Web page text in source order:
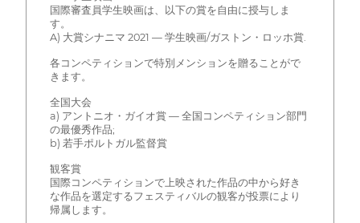
国際審査員学生映画は、以下の賞を自由に授与しま
す。
A) 大賞シナニマ 2021 — 学生映画/ガストン・ロッホ賞.
各コンペティションで特別メンションを贈ることがで
きます。
全国大会
a) アントニオ・ガイオ賞 — 全国コンペティション部門
の最優秀作品;
b) 若手ポルトガル監督賞
観客賞
国際コンペティションで上映された作品の中から好き
な作品を選定するフェスティバルの観客が投票により
帰属します。